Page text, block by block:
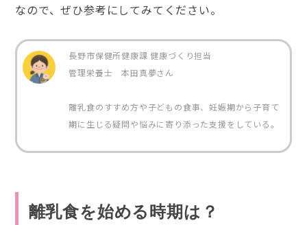
なので、ぜひ参考にしてみてください。
長野市保健所健康課 健康づくり担当
管理栄養士 本田真夢さん
離乳食のすすめ方や子どもの食事、妊娠期から子育て
期に生じる疑問や悩みに寄り添った支援をしている。
離乳食を始める時期は？